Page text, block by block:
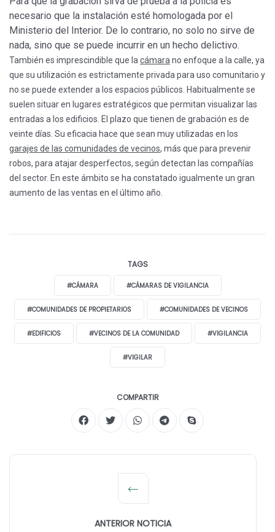
necesario que la instalación esté homologada por el
Ministerio del Interior. De lo contrario, no solo no sirve de
nada, sino que se puede incurrir en un hecho delictivo.
También es imprescindible que la cámara no enfoque a la calle, ya
que su utilización es estrictamente privada para uso comunitario y
no se puede extender a los espacios públicos. Habitualmente se
suelen situar en lugares estratégicos que permitan visualizar las
entradas a los edificios. El plazo que tienen de grabación es de
veinte días. Su eficacia hace que sean muy utilizadas en los
garajes de las comunidades de vecinos, más que para prevenir
robos, para atajar desperfectos, según detectan las compañías
del sector. En este ámbito se ha constatado igualmente un gran
aumento de las ventas en el último año.
TAGS
#CÁMARA #CÁMARAS DE VIGILANCIA
#COMUNIDADES DE PROPIETARIOS #COMUNIDADES DE VECINOS
#EDIFICIOS #VECINOS DE LA COMUNIDAD #VIGILANCIA
#VIGILAR
COMPARTIR
ANTERIOR NOTICIA